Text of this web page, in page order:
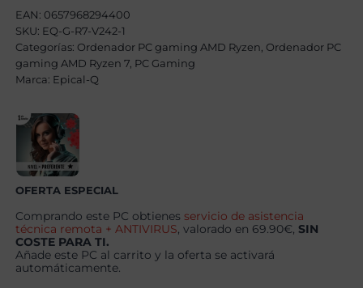
AMD
Ryzen
7
9800X3D,
32GB,
2TB
SSD
RX
9070XT
+
Windows
11
Pro
cantidad
EAN: 0657968294400
SKU: EQ-G-R7-V242-1
Categorías: Ordenador PC gaming AMD Ryzen Ordenador PC
gaming AMD Ryzen 7 PC Gaming
Marca: Epical-Q
OFERTA ESPECIAL
Comprando este PC obtienes servicio de asistencia
técnica remota + ANTIVIRUS , valorado en 69.90€,SIN
COSTE PARA TI.
Añade este PC al carrito y la oferta se activará
automáticamente.